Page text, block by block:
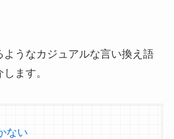
ようなカジュアルな言い換え語
ます。
ない